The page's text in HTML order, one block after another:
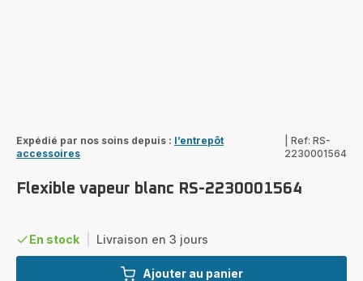
Expédié par nos soins depuis : l’entrepôt
accessoires
Ref: RS-
2230001564
Flexible vapeur blanc RS-2230001564
En stock Livraison en 3 jours
Ajouter au panier